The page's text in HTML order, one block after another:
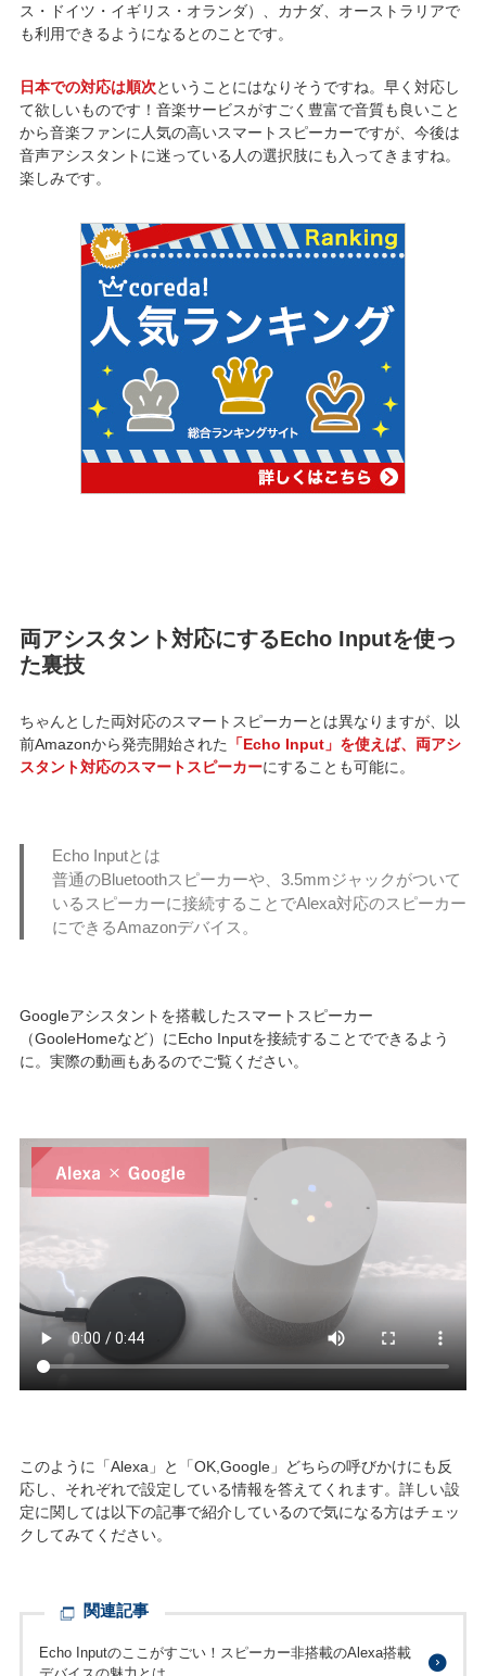
ス・ドイツ・イギリス・オランダ）、カナダ、オーストラリアで
も利用できるようになるとのことです。
日本での対応は順次ということにはなりそうですね。早く対応し
て欲しいものです！音楽サービスがすごく豊富で音質も良いこと
から音楽ファンに人気の高いスマートスピーカーですが、今後は
音声アシスタントに迷っている人の選択肢にも入ってきますね。
楽しみです。
両アシスタント対応にするEcho Inputを使っ
た裏技
ちゃんとした両対応のスマートスピーカーとは異なりますが、以
前Amazonから発売開始された
「Echo Input」を使えば、両アシ
スタント対応のスマートスピーカーにすることも可能に。
Echo Inputとは
普通のBluetoothスピーカーや、3.5mmジャックがついて
いるスピーカーに接続することでAlexa対応のスピーカー
にできるAmazonデバイス。
Googleアシスタントを搭載したスマートスピーカー
（GooleHomeなど）にEcho Inputを接続することでできるよう
に。実際の動画もあるのでご覧ください。
このように「Alexa」と「OK,Google」どちらの呼びかけにも反
応し、それぞれで設定している情報を答えてくれます。詳しい設
定に関しては以下の記事で紹介しているので気になる方はチェッ
クしてみてください。
関連記事
Echo Inputのここがすごい！スピーカー非搭載のAlexa搭載